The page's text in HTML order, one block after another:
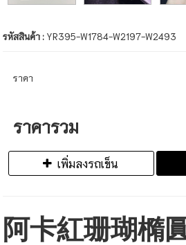
รหัสสินค้า : YR395-W1784-W2197-W2493
ราคา
ราคารวม
เพิ่มลงรถเข็น
阿卡紅珊瑚橢